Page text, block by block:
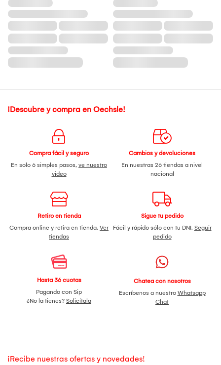
¡Descubre y compra en Oechsle!
Compra fácil y seguro
En solo 6 simples pasos, ve nuestro
video
Cambios y devoluciones
En nuestras 26 tiendas a nivel
nacional
Retiro en tienda
Compra online y retira en tienda. Ver
tiendas
Sigue tu pedido
Fácil y rápido sólo con tu DNI. Seguir
pedido
Hasta 36 cuotas
Pagando con Sip
¿No la tienes? Solicítala
Chatea con nosotros
Escríbenos a nuestro Whatsapp
Chat
¡Recibe nuestras ofertas y novedades!